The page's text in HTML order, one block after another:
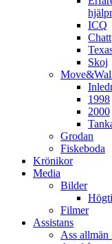
ICQ
Chatt
Skoj
1998
2000
Grodan
Fiskeboda
Krönikor
Media
Bilder
Filmer
Assistans
Ass allmän